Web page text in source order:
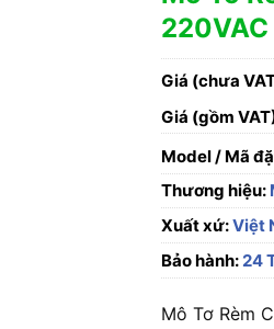
220VAC
Giá (chưa
Giá (gồm
Model / Mã
Thương hiệu:
Xuất xứ:Việt
Bảo hành:24
Mô Tơ Rèm